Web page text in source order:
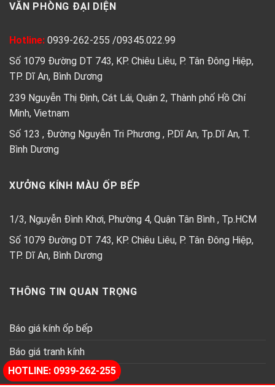
HOTLINE: 0939-262-255
VĂN PHÒNG ĐẠI DIỆN
Hotline: 0939-262-255 /09345.022.99
Số 1079 Đường DT 743, KP. Chiêu Liêu, P. Tân Đông Hiệp,
TP. Dĩ An, Bình Dương
239 Nguyễn Thị Định, Cát Lái, Quận 2, Thành phố Hồ Chí
Minh, Vietnam
Số 123 , Đường Nguyễn Tri Phương , P.Dĩ An, Tp.Dĩ An, T.
Bình Dương
XƯỞNG KÍNH MÀU ỐP BẾP
1/3, Nguyễn Đình Khơi, Phường 4, Quận Tân Bình , Tp.HCM
Số 1079 Đường DT 743, KP. Chiêu Liêu, P. Tân Đông Hiệp,
TP. Dĩ An, Bình Dương
THÔNG TIN QUAN TRỌNG
Báo giá kính ốp bếp
Báo giá tranh kính
Báo giá kính thủy trang trí